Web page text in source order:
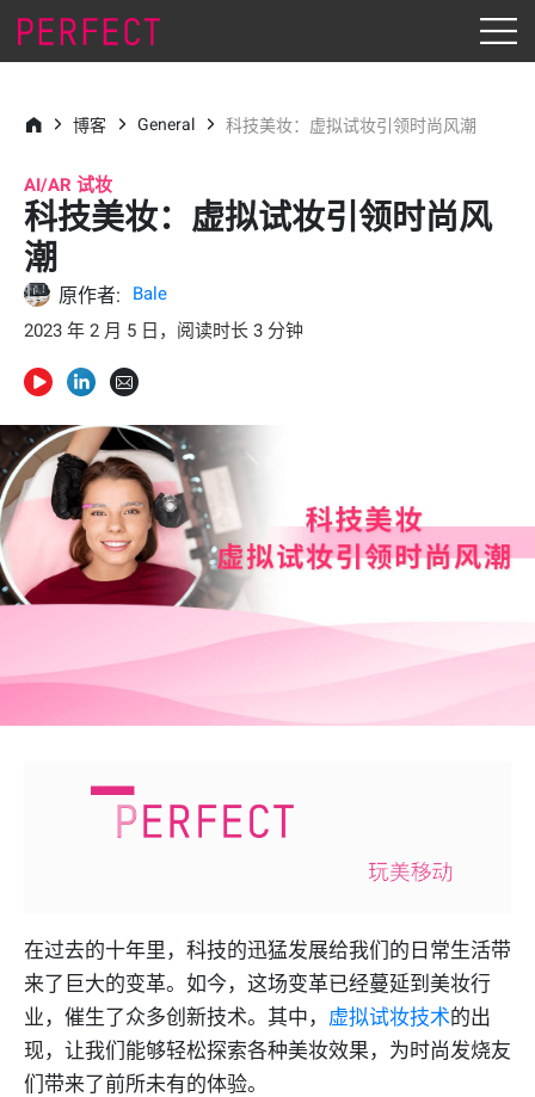
博客 General 科技美妆：虚拟试妆引领时尚风潮
AI/AR 试妆
科技美妆：虚拟试妆引领时尚风
潮
原作者:
Bale
2023 年 2 月 5 日，阅读时长 3 分钟
在过去的十年里，科技的迅猛发展给我们的日常生活带
来了巨大的变革。如今，这场变革已经蔓延到美妆行
业，催生了众多创新技术。其中， 虚拟试妆技术的出
现，让我们能够轻松探索各种美妆效果，为时尚发烧友
们带来了前所未有的体验。